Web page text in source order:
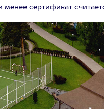
менее сертификат